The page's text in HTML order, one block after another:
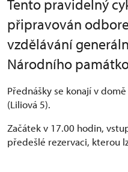
Tento pravidelný
připravován
vzdělávání
Národního
Přednášky se konají v
(Liliová 5).
Začátek v 17.00 hodin,
předešlé rezervaci, kterou